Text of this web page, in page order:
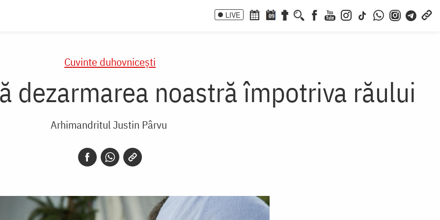
LIVE 09
Cuvinte duhovnicești
dezarmarea noastră împotriva răului
Arhimandritul Justin Pârvu